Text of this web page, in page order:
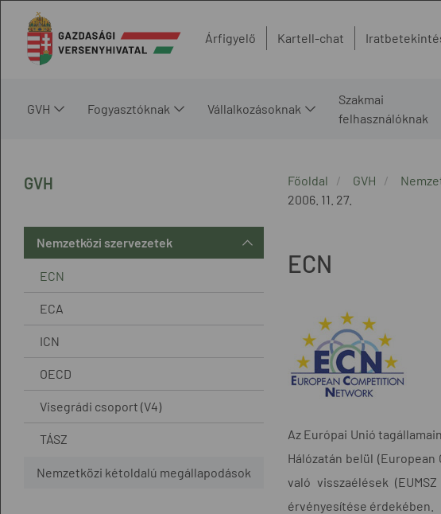
Árfigyelő Kartell-chat
GVH Fogyasztóknak Vállalkozásoknak
Szakmai
felhasználóknak
GVH
Nemzetközi szervezetek
ECN
ECA
ICN
OECD
Visegrádi csoport (V4)
TÁSZ
Nemzetközi kétoldalú megállapodások
Főoldal GVH
2006. 11. 27.
ECN
Az Európai Unió
Hálózatán belül (European
való visszaélések
érvényesítése érdekében.